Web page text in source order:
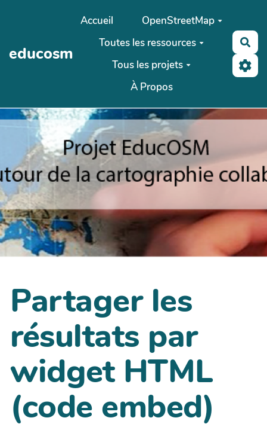
Aller au contenu principal
educosm
Accueil
OpenStreetMap
Toutes les ressources
Tous les projets
À Propos
Partager les
résultats par
widget HTML
(code embed)